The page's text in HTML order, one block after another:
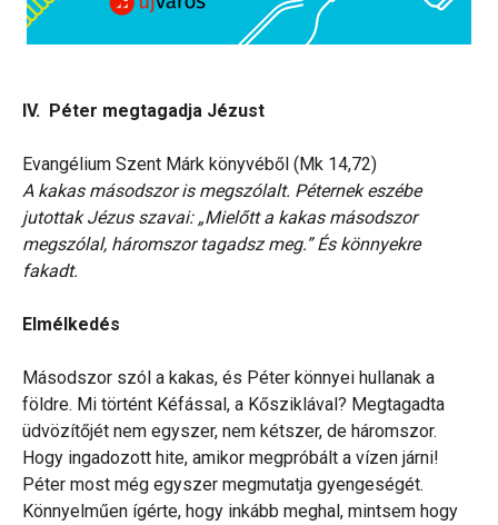
IV. Péter megtagadja Jézust
Evangélium Szent Márk könyvéből (Mk 14,72)
A kakas másodszor is megszólalt. Péternek eszébe
jutottak Jézus szavai: „Mielőtt a kakas másodszor
megszólal, háromszor tagadsz meg.” És könnyekre
fakadt.
Elmélkedés
Másodszor szól a kakas, és Péter könnyei hullanak a
földre. Mi történt Kéfással, a Kősziklával? Megtagadta
üdvözítőjét nem egyszer, nem kétszer, de háromszor.
Hogy ingadozott hite, amikor megpróbált a vízen járni!
Péter most még egyszer megmutatja gyengeségét.
Könnyelműen ígérte, hogy inkább meghal, mintsem hogy